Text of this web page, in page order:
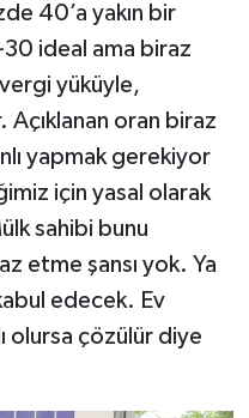
40’a yakın bir
ideal ama biraz
yüküyle,
Açıklanan oran biraz
yapmak gerekiyor
için yasal olarak
sahibi bunu
etme şansı yok. Ya
edecek. Ev
olursa çözülür diye